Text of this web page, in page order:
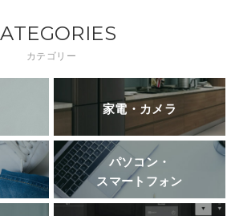
カテゴリー
家電・カメラ
パソコン・
スマートフォン